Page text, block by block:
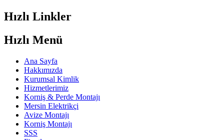
Hızlı Linkler
Hızlı Menü
Ana Sayfa
Hakkımızda
Kurumsal Kimlik
Hizmetlerimiz
Korniş & Perde Montajı
Mersin Elektrikçi
Avize Montajı
Korniş Montajı
SSS